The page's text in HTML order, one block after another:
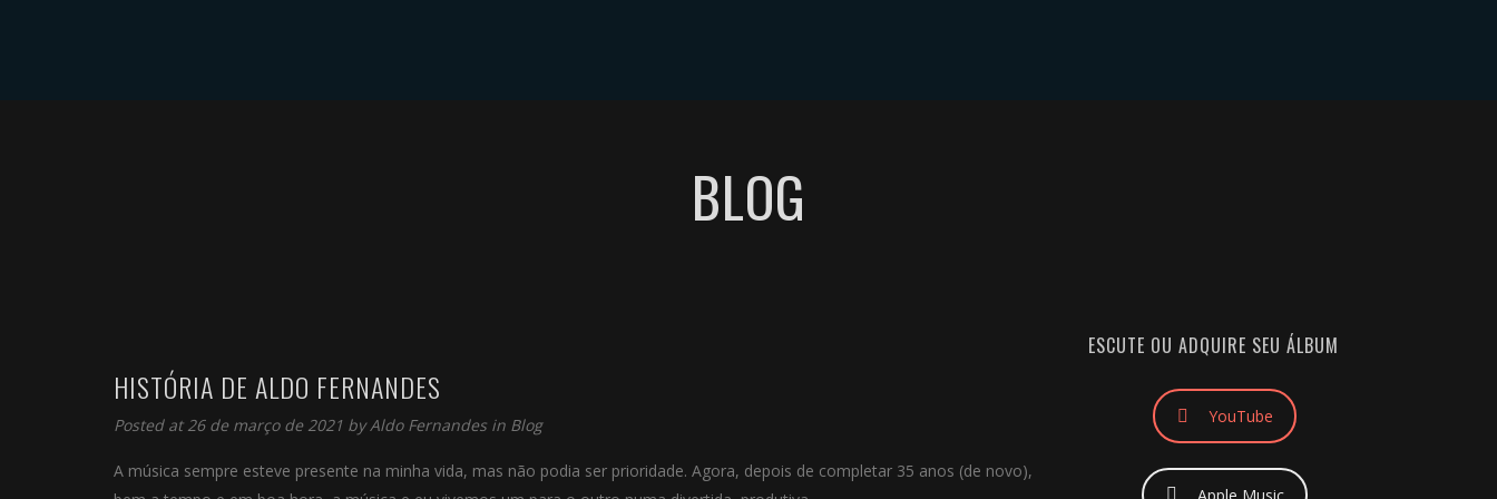
BLOG
HISTÓRIA DE ALDO FERNANDES
Posted at 26 de março de 2021 byAldo Fernandes in Blog
A música sempre esteve presente na minha vida, mas não podia ser prioridade. Agora, depois de completar 35 anos (de novo),
ESCUTE OU ADQUIRE SEU ÁLBUM
YouTube